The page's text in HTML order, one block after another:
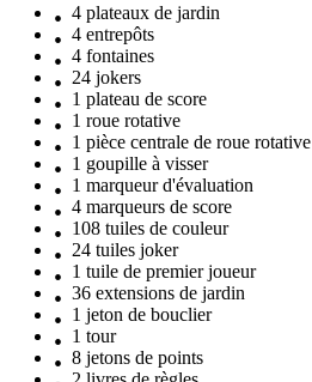
4 plateaux de jardin
4 entrepôts
4 fontaines
24 jokers
1 plateau de score
1 roue rotative
1 pièce centrale de roue rotative
1 goupille à visser
1 marqueur d'évaluation
4 marqueurs de score
108 tuiles de couleur
24 tuiles joker
1 tuile de premier joueur
36 extensions de jardin
1 jeton de bouclier
1 tour
8 jetons de points